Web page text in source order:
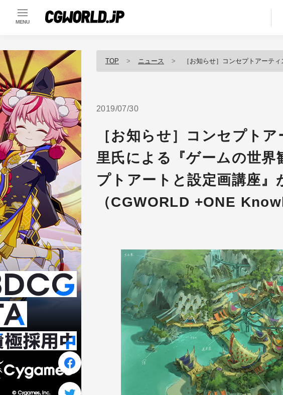
MENU
TOP ニュース ［お知らせ］コンセプトアーティスト東村有里氏による『ゲームの世界観を
2019/07/30
［お知らせ］コンセプト
里氏による『ゲームの世界
プトアートと設定画講座』
（CGWORLD +ONE